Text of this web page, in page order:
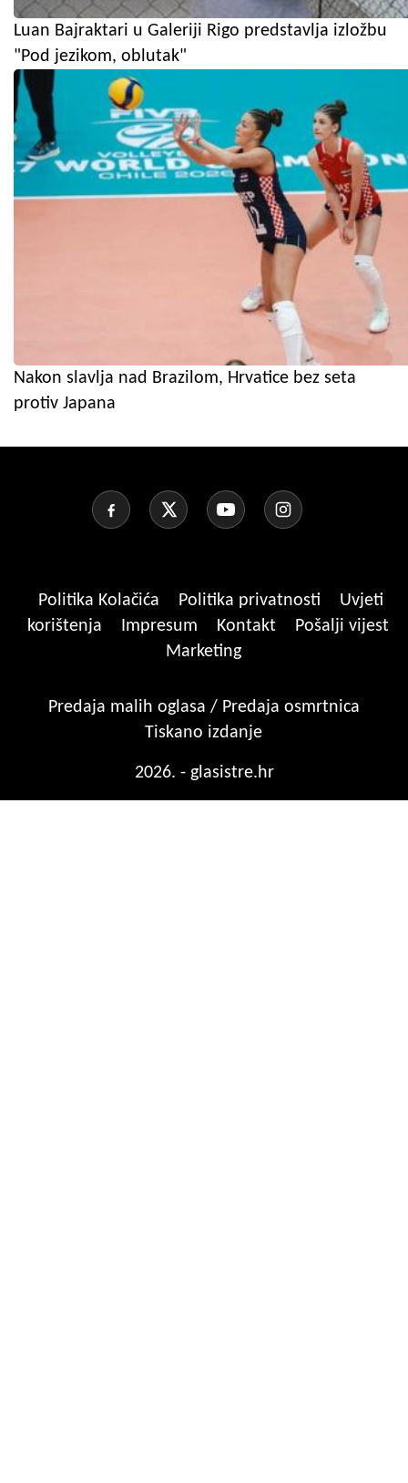
Luan Bajraktari u Galeriji Rigo predstavlja izložbu
"Pod jezikom, oblutak"
Nakon slavlja nad Brazilom, Hrvatice bez seta
protiv Japana
Politika Kolačića Politika privatnosti
Uvjeti
korištenja
Impresum Kontakt
Pošalji vijest
Marketing
Predaja malih oglasa / Predaja osmrtnica
Tiskano izdanje
2026. - glasistre.hr